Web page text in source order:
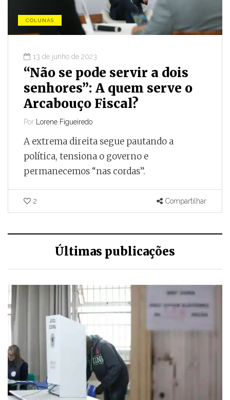
COLUNAS
13 de junho de 2023
“Não se pode servir a dois
senhores”: A quem serve o
Arcabouço Fiscal?
Por Lorene Figueiredo
A extrema direita segue pautando a
política, tensiona o governo e
permanecemos “nas cordas”.
2 Compartilhar
Últimas publicações